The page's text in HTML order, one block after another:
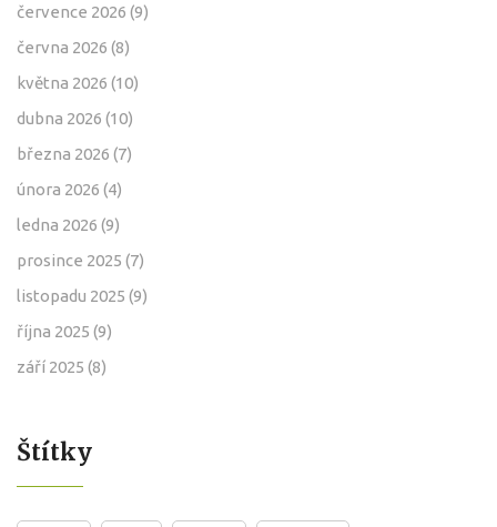
července 2026 (9)
června 2026 (8)
května 2026 (10)
dubna 2026 (10)
března 2026 (7)
února 2026 (4)
ledna 2026 (9)
prosince 2025 (7)
listopadu 2025 (9)
října 2025 (9)
září 2025 (8)
Štítky